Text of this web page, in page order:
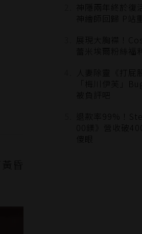
昏
神隱兩年終於復
神繪師回歸 P站
展現大胸襟！
蕾米埃爾粉絲福
人妻除靈《打屁
「梅川伊芙」
被負評吧
退款率99%！
00鎂》營收破
傻眼